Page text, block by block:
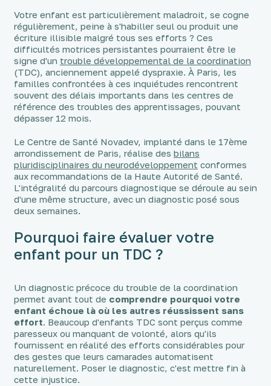
Votre enfant est particulièrement maladroit, se cogne
régulièrement, peine à s'habiller seul ou produit une
écriture illisible malgré tous ses efforts ? Ces
difficultés motrices persistantes pourraient être le
signe d'un trouble développemental de la coordination
(TDC), anciennement appelé dyspraxie. À Paris, les
familles confrontées à ces inquiétudes rencontrent
souvent des délais importants dans les centres de
référence des troubles des apprentissages, pouvant
dépasser 12 mois.
Le Centre de Santé Novadev, implanté dans le 17ème
arrondissement de Paris, réalise des bilans
pluridisciplinaires du neurodéveloppement conformes
aux recommandations de la Haute Autorité de Santé.
L'intégralité du parcours diagnostique se déroule au sein
d'une même structure, avec un diagnostic posé sous
deux semaines.
Pourquoi faire évaluer votre
enfant pour un TDC ?
Un diagnostic précoce du trouble de la coordination
permet avant tout de comprendre pourquoi votre
enfant échoue là où les autres réussissent sans
effort . Beaucoup d'enfants TDC sont perçus comme
paresseux ou manquant de volonté, alors qu'ils
fournissent en réalité des efforts considérables pour
des gestes que leurs camarades automatisent
naturellement. Poser le diagnostic, c'est mettre fin à
cette injustice.